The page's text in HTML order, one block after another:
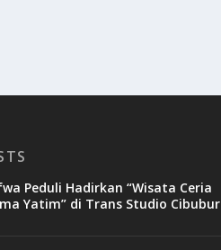
Peduli Hadirkan “Wisata Ceria
Yatim” di Trans Studio Cibubur